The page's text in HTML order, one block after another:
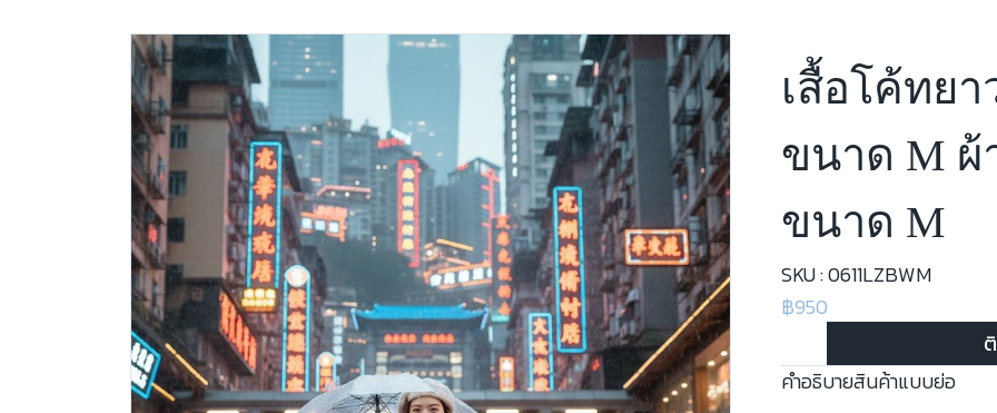
เสื้อโค้ทย
ขนาด M ผ้
ขนาด M
SKU : 0611LZBWM
฿950
คำอธิบายสินค้าแบบย่อ